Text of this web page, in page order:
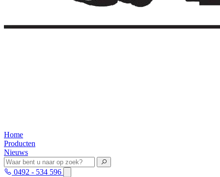
Home
Producten
Nieuws
0492 - 534 596